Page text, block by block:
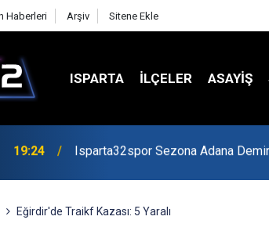
Haberleri Arşiv Sitene Ekle
ISPARTA İLÇELER ASAYİŞ
19:22 Isparta Kredi Batağında
Eğirdir'de Traikf Kazası: 5 Yaralı